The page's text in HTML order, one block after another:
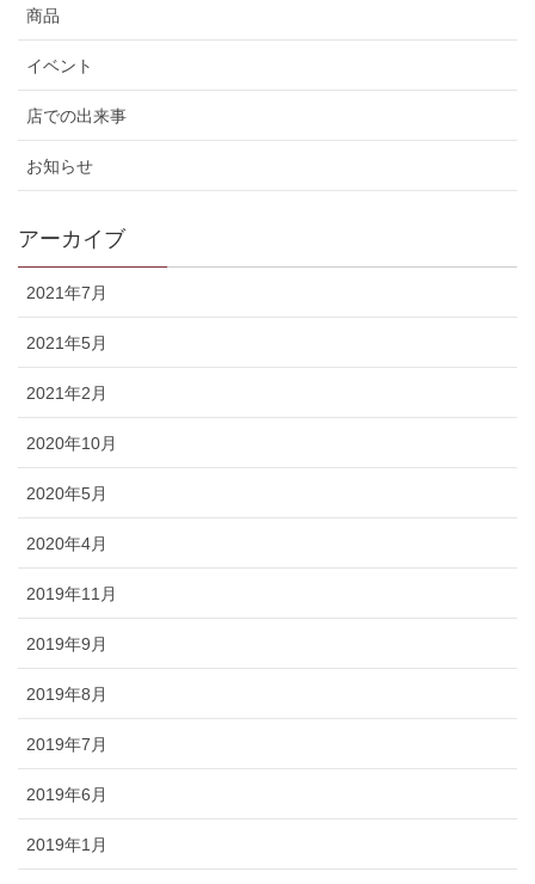
商品
イベント
店での出来事
お知らせ
アーカイブ
2021年7月
2021年5月
2021年2月
2020年10月
2020年5月
2020年4月
2019年11月
2019年9月
2019年8月
2019年7月
2019年6月
2019年1月